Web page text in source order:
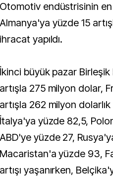
Otomotiv endüstrisinin en
Almanya'ya yüzde 15
ihracat yapıldı.
İkinci büyük pazar Birleşik
artışla 275 milyon dolar,
artışla 262 milyon
İtalya'ya yüzde 82,5,
ABD'ye yüzde 27,
Macaristan'a yüzde 93,
artışı yaşanırken,